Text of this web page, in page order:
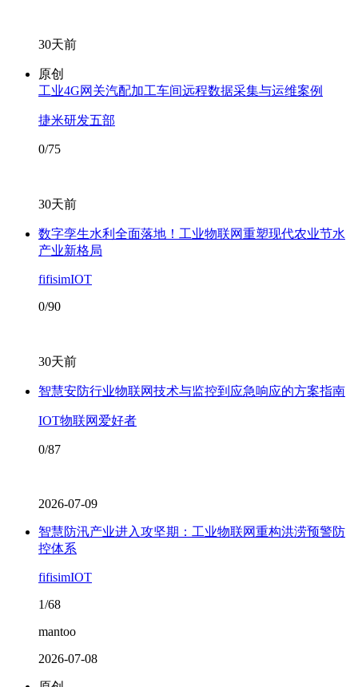
30天前
原创
工业4G网关汽配加工车间远程数据采集与运维案例
捷米研发五部
0/75
30天前
数字孪生水利全面落地！工业物联网重塑现代农业节水
产业新格局
fifisimIOT
0/90
30天前
智慧安防行业物联网技术与监控到应急响应的方案指南
IOT物联网爱好者
0/87
2026-07-09
智慧防汛产业进入攻坚期：工业物联网重构洪涝预警防
控体系
fifisimIOT
1/68
mantoo
2026-07-08